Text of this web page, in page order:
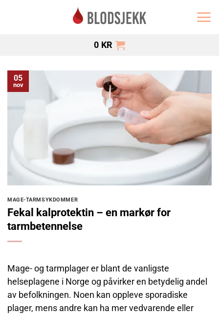
0 KR
05
nov
MAGE-TARMSYKDOMMER
Fekal kalprotektin – en markør for
tarmbetennelse
Mage- og tarmplager er blant de vanligste
helseplagene i Norge og påvirker en betydelig andel
av befolkningen. Noen kan oppleve sporadiske
plager, mens andre kan ha mer vedvarende eller